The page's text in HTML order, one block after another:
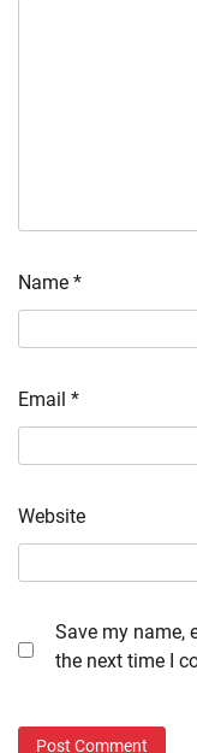
Name *
Email *
Website
Save my name,
the next time I